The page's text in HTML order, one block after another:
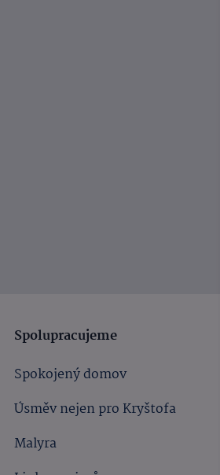
Spolupracujeme
Spokojený domov
Úsměv nejen pro Kryštofa
Malyra